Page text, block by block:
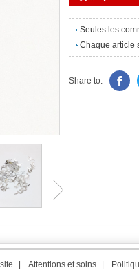
Seules les
Chaque article
Share to:
Attentions et soins